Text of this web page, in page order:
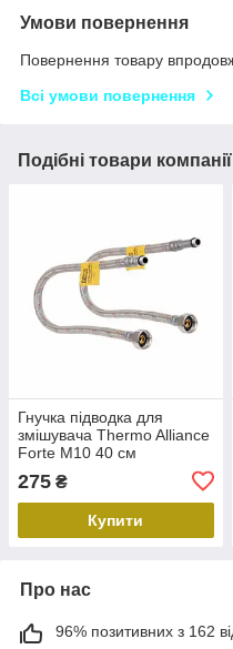
Умови повернення
Повернення товару
Всі умови повернення
Подібні товари компанії
Гнучка підводка для
змішувача Thermo Alliance
Forte М10 40 см
275 ₴
Купити
Про нас
96% позитивних з 162